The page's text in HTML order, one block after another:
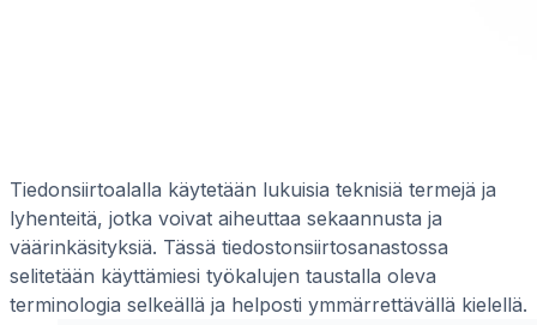
Tiedonsiirtoalalla käytetään lukuisia teknisiä termejä ja
lyhenteitä, jotka voivat aiheuttaa sekaannusta ja
väärinkäsityksiä. Tässä tiedostonsiirtosanastossa
selitetään käyttämiesi työkalujen taustalla oleva
terminologia selkeällä ja helposti ymmärrettävällä kielellä.